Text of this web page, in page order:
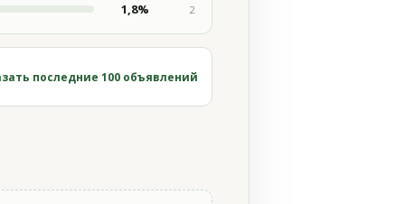
1,8% 2
последние 100 объявлений